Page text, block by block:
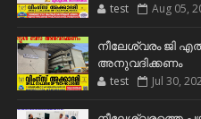
test Aug 05,
നീലേശ്വരം ജി
അനുവദിക്കണം
test Jul 30,